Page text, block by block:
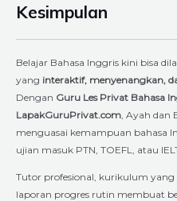
Kesimpulan
Belajar Bahasa Inggris kini bisa
yang interaktif, menyenangkan,
Dengan Guru Les Privat Bahasa
LapakGuruPrivat.com , Ayah
menguasai kemampuan bahasa
ujian masuk PTN, TOEFL, atau
Tutor profesional, kurikulum yang
laporan progres rutin membuat